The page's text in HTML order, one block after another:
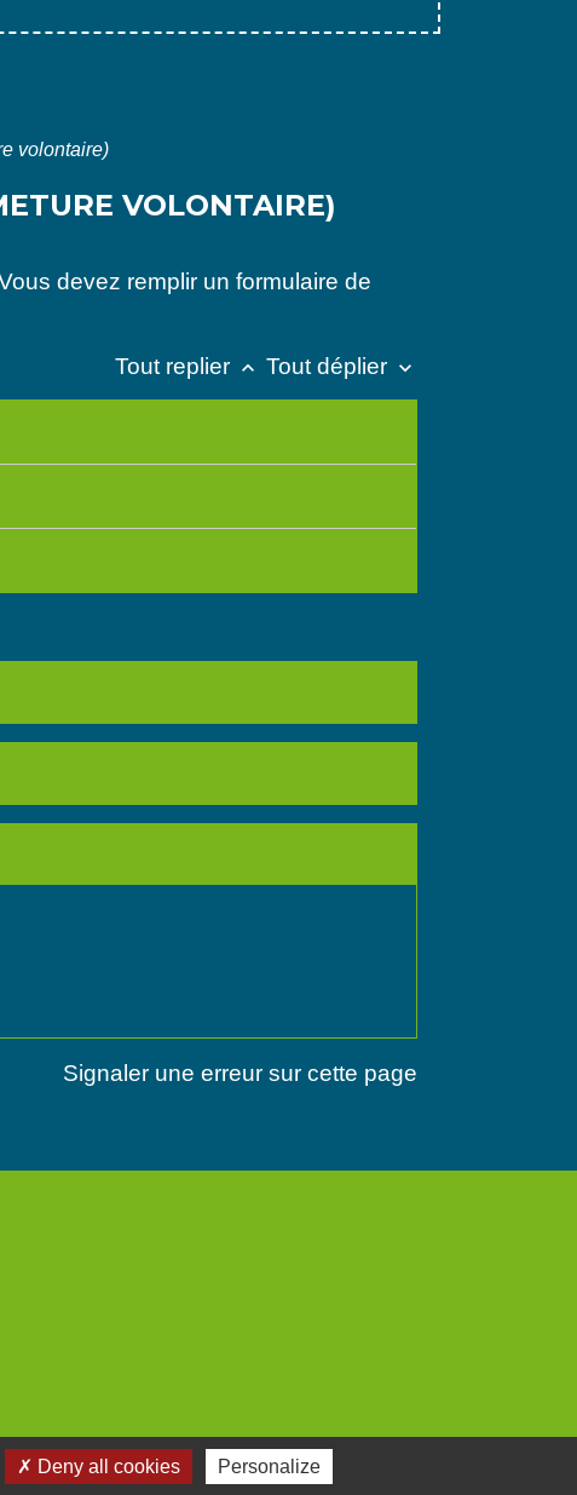
volontaire)
VOLONTAIRE)
devez remplir un formulaire de
Tout replier keyboard_arrow_up Tout déplier keyboard_arrow_down
Signaler une erreur sur cette page
Deny all cookies Personalize